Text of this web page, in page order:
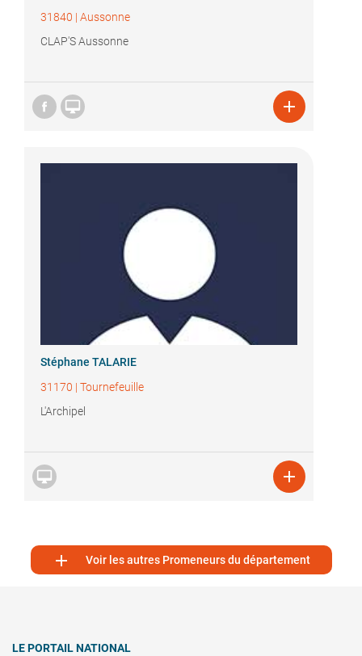
31840 | Aussonne
CLAP'S Aussonne
 
Stéphane TALARIE
31170 | Tournefeuille
L'Archipel
 
 Voir les autres Promeneurs du département
LE PORTAIL NATIONAL